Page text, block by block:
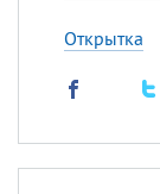
Открытка